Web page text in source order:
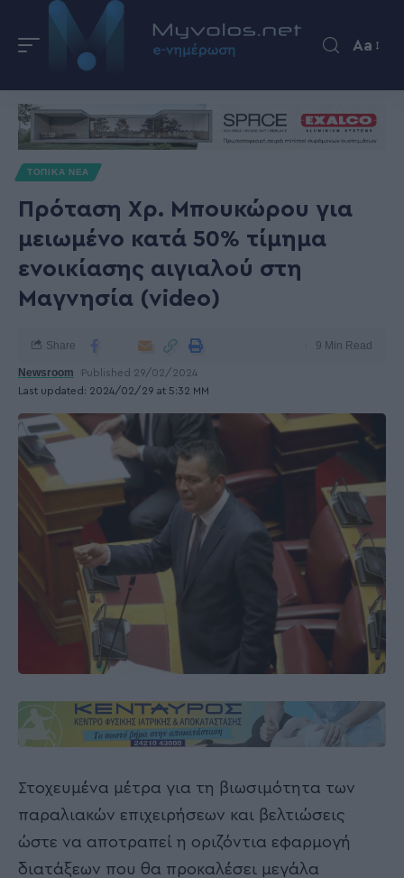
Aa
ΤΟΠΙΚΑ ΝΕΑ
Πρόταση Χρ. Μπουκώρου για
μειωμένο κατά 50% τίμημα
ενοικίασης αιγιαλού στη
Μαγνησία (video)
Last updated: 2024/02/29 at 5:32 ΜΜ
Newsroom Published 29/02/2024
Share 9 Min Read
Στοχευμένα μέτρα για τη βιωσιμότητα των
παραλιακών επιχειρήσεων και βελτιώσεις
ώστε να αποτραπεί η οριζόντια εφαρμογή
διατάξεων που θα προκαλέσει μεγάλα